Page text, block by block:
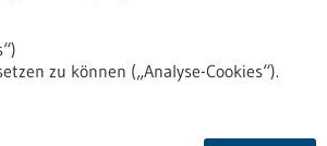
zu können („Analyse-Cookies“).